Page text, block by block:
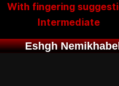
With fingering
Intermediate
Eshgh